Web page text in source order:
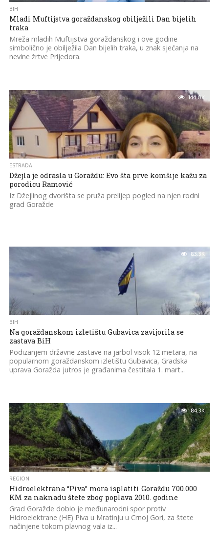
BIH
Mladi Muftijstva goraždanskog obilježili Dan bijelih
traka
Mreža mladih Muftijstva goraždanskog i ove godine
simbolično je obilježila Dan bijelih traka, u znak sjećanja na
nevine žrtve Prijedora.
144.0K
ESTRADA
Džejla je odrasla u Goraždu: Evo šta prve komšije kažu za
porodicu Ramović
Iz Džejlinog dvorišta se pruža prelijep pogled na njen rodni
grad Goražde
83.3K
BIH
Na goraždanskom izletištu Gubavica zavijorila se
zastava BiH
Podizanjem državne zastave na jarbol visok 12 metara, na
popularnom goraždanskom izletištu Gubavica, Gradska
uprava Goražda jutros je građanima čestitala 1. mart...
84.3K
REGION
Hidroelektrana “Piva” mora isplatiti Goraždu 700.000
KM za naknadu štete zbog poplava 2010. godine
Grad Goražde dobio je međunarodni spor protiv
Hidroelektrane (HE) Piva u Mratinju u Crnoj Gori, za štete
načinjene tokom plavnog vala iz...